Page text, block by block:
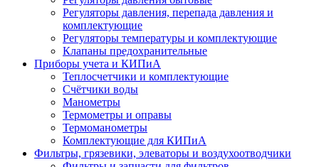
Регуляторы давления, перепада давления и
комплектующие
Регуляторы температуры и комплектующие
Клапаны предохранительные
Приборы учета и КИПиА
Теплосчетчики и комплектующие
Счётчики воды
Манометры
Термометры и оправы
Термоманометры
Комплектующие для КИПиА
Фильтры, грязевики, элеваторы и воздухоотводчики